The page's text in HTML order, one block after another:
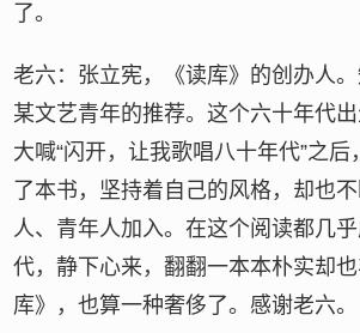
了。
老六：张立宪，《读库》的创办人
某文艺青年的推荐。这个六十年代
大喊“闪开，让我歌唱八十年代”之
了本书，坚持着自己的风格，却也
人、青年人加入。在这个阅读都几
代，静下心来，翻翻一本本朴实却
库》，也算一种奢侈了。感谢老六。